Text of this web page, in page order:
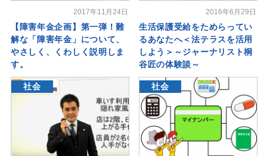
2017年11月24日
【障害年金企画】第一弾！難
解な「障害年金」について、
やさしく、くわしく説明しま
す。
2016年6月29日
生活保護受給をためらってい
るあなたへ＜法テラスを活用
しよう＞～ジャーナリスト桐
谷匠の体験談～
社会 社会